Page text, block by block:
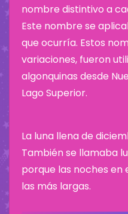
nombre distintivo a
Este nombre se
que ocurría. Estos
variaciones, fueron
algonquinas desde
Lago Superior.
La luna llena de
También se llamaba
porque las noches
las más largas.